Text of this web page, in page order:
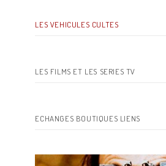
LES VEHICULES CULTES
LES FILMS ET LES SERIES TV
ECHANGES BOUTIQUES LIENS